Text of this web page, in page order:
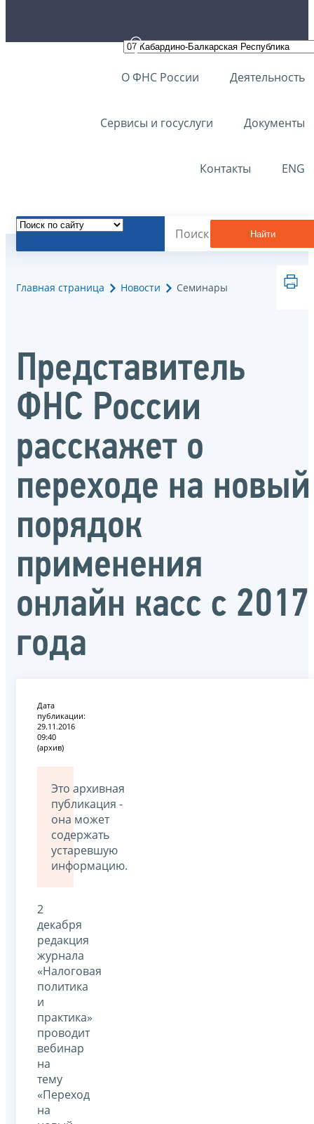
О ФНС России Деятельность
Сервисы и госуслуги Документы
Контакты ENG
Найти
Главная страница Новости Семинары
Представитель
ФНС России
расскажет о
переходе на новый
порядок
применения
онлайн касс с 2017
года
Дата
публикации:
29.11.2016
09:40
(архив)
Это архивная
публикация -
она может
содержать
устаревшую
информацию.
2
декабря
редакция
журнала
«Налоговая
политика
и
практика»
проводит
вебинар
на
тему
«Переход
на